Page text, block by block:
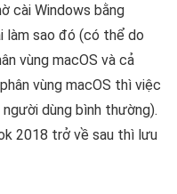
cài Windows bằng
làm sao đó (có thể do
vùng macOS và cả
vùng macOS thì việc
dùng bình thường).
2018 trở về sau thì lưu